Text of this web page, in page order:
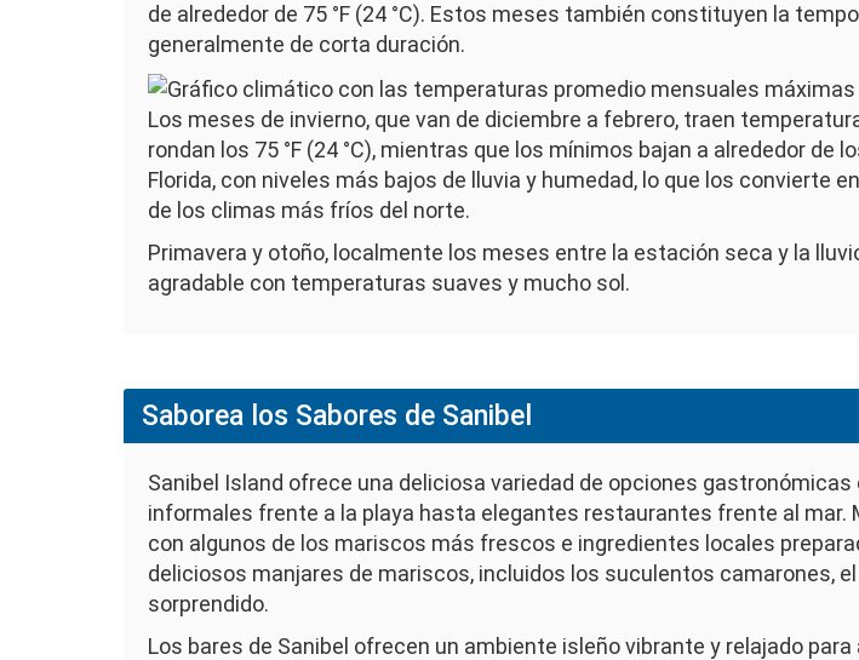
de alrededor de 75 °F (24 °C). Estos meses también constituyen la
generalmente de corta duración.
Imagen
Los meses de invierno, que van de diciembre a febrero, traen
rondan los 75 °F (24 °C), mientras que los mínimos bajan a alrededor de
Florida, con niveles más bajos de lluvia y humedad, lo que los convierte
de los climas más fríos del norte.
Primavera y otoño, localmente los meses entre la estación seca y la
agradable con temperaturas suaves y mucho sol.
Saborea los Sabores de Sanibel
Sanibel Island ofrece una deliciosa variedad de opciones
informales frente a la playa hasta elegantes restaurantes frente al
con algunos de los mariscos más frescos e ingredientes locales
deliciosos manjares de mariscos, incluidos los suculentos camarones,
sorprendido.
Los bares de Sanibel ofrecen un ambiente isleño vibrante y relajado